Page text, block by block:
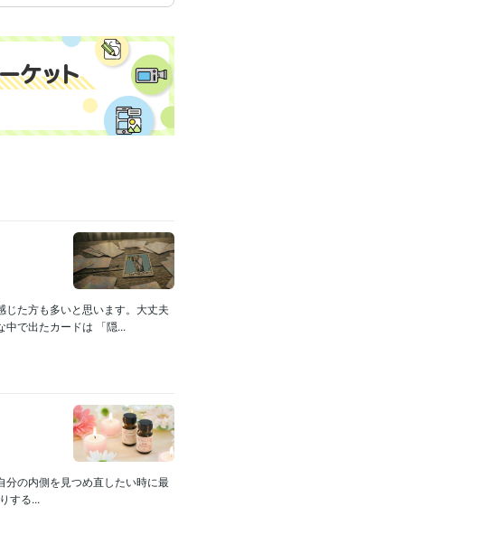
た方も多いと思います。大丈夫
で出たカードは 「隠...
内側を見つめ直したい時に最
する...